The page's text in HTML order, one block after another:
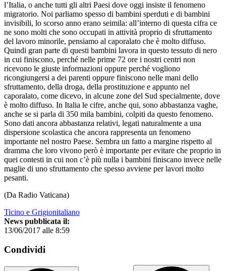
l’Italia, o anche tutti gli altri Paesi dove oggi insiste il fenomeno
migratorio. Noi parliamo spesso di bambini sperduti e di bambini
invisibili, lo scorso anno erano seimila: all’interno di questa cifra ce
ne sono molti che sono occupati in attività proprio di sfruttamento
del lavoro minorile, pensiamo al caporalato che è molto diffuso.
Quindi gran parte di questi bambini lavora in questo tessuto di nero
in cui finiscono, perché nelle prime 72 ore i nostri centri non
ricevono le giuste informazioni oppure perché vogliono
ricongiungersi a dei parenti oppure finiscono nelle mani dello
sfruttamento, della droga, della prostituzione e appunto nel
caporalato, come dicevo, in alcune zone del Sud specialmente, dove
è molto diffuso. In Italia le cifre, anche qui, sono abbastanza vaghe,
anche se si parla di 350 mila bambini, colpiti da questo fenomeno.
Sono dati ancora abbastanza relativi, legati naturalmente a una
dispersione scolastica che ancora rappresenta un fenomeno
importante nel nostro Paese. Sembra un fatto a margine rispetto al
dramma che loro vivono però è importante per evitare che proprio in
quei contesti in cui non c’è più nulla i bambini finiscano invece nelle
maglie di uno sfruttamento che spesso avviene per lavori molto
pesanti.
(Da Radio Vaticana)
Ticino e Grigionitaliano
News pubblicata il:
13/06/2017 alle 8:59
Condividi